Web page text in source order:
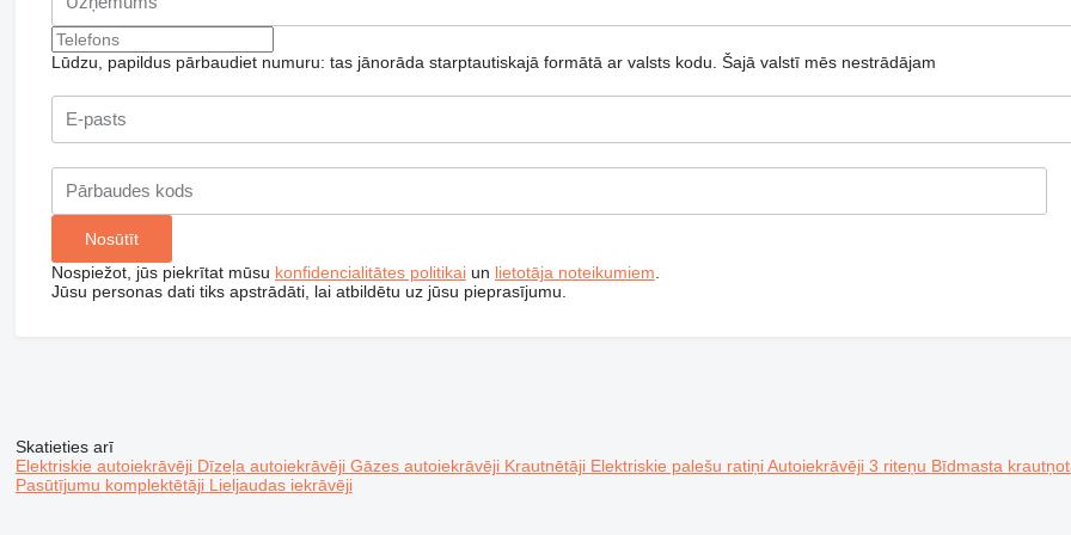
Lūdzu, papildus pārbaudiet numuru: tas jānorāda starptautiskajā formātā ar valsts kodu. Šajā valstī mēs nestrādājam
Nospiežot, jūs piekrītat mūsu konfidencialitātes politikaiun lietotāja noteikumiem
Jūsu personas dati tiks apstrādāti, lai atbildētu uz jūsu pieprasījumu.
Skatieties arī
Elektriskie autoiekrāvēji Dīzeļa autoiekrāvēji Gāzes autoiekrāvēji Krautnētāji Elektriskie palešu ratiņiAutoiekrāvēji 3 riteņu Bīdmasta
Pasūtījumu komplektētāji Lieljaudas iekrāvēji